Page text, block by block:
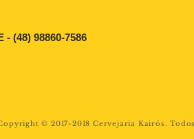
- (48) 98860-7586
© 2017-2018 Cervejaria Kairós.